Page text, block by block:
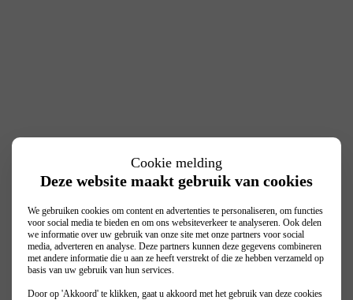
Cookie melding
Deze website maakt gebruik van cookies
We gebruiken cookies om content en advertenties te personaliseren, om functies
voor social media te bieden en om ons websiteverkeer te analyseren. Ook delen
we informatie over uw gebruik van onze site met onze partners voor social
media, adverteren en analyse. Deze partners kunnen deze gegevens combineren
met andere informatie die u aan ze heeft verstrekt of die ze hebben verzameld op
basis van uw gebruik van hun services.
Door op 'Akkoord' te klikken, gaat u akkoord met het gebruik van deze cookies